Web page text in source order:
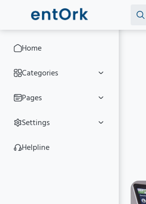
Home
Categories
Pages
Settings
Helpline